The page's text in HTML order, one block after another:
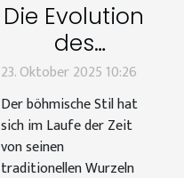
Die Evolution
des
böhmischen
Stils: Von
traditionell
bis modern
23. Oktober 2025 10:26
Der böhmische Stil hat
sich im Laufe der Zeit
von seinen
traditionellen Wurzeln